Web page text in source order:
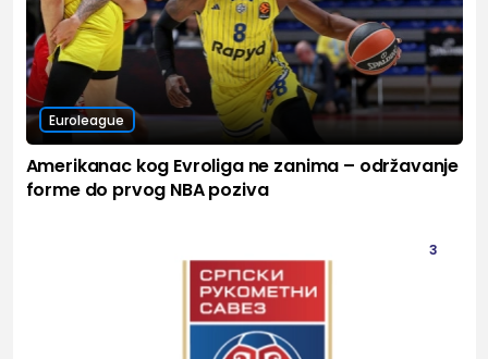
Euroleague
Amerikanac kog Evroliga ne zanima – održavanje
forme do prvog NBA poziva
3